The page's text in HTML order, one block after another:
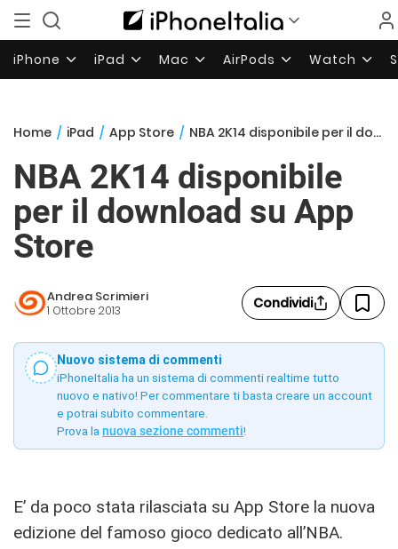
iPhone iPad Mac AirPods Watch
Home / iPad / App Store / NBA 2K14 disponibile per il download su App Store
NBA 2K14 disponibile
per il download su App
Store
Andrea Scrimieri
1 Ottobre 2013 Condividi
Nuovo sistema di commenti
iPhoneItalia ha un sistema di commenti realtime tutto
nuovo e nativo! Per commentare ti basta creare un account
e potrai subito commentare.
Prova la nuova sezione commenti!
E’ da poco stata rilasciata su App Store la nuova
edizione del famoso gioco dedicato all’NBA.